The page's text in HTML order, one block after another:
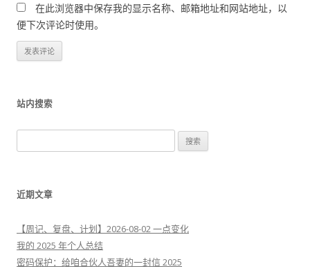
在此浏览器中保存我的显示名称、邮箱地址和网站地址，以
便下次评论时使用。
站内搜索
索
近期文章
【周记、复盘、计划】2026-08-02 一点变化
我的 2025 年个人总结
密码保护：给咱合伙人吾妻的一封信 2025